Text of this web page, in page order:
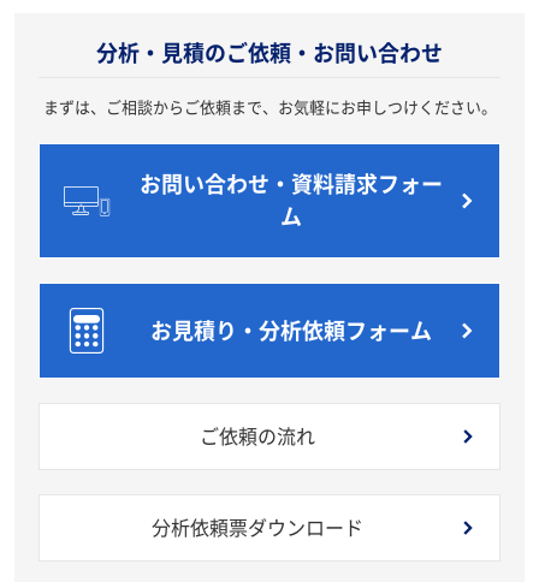
分析・見積のご依頼・お問い合わせ
まずは、ご相談からご依頼まで、お気軽にお申しつけください。
お問い合わせ・資料請求フォー
ム
お見積り・分析依頼フォーム
ご依頼の流れ
分析依頼票ダウンロード